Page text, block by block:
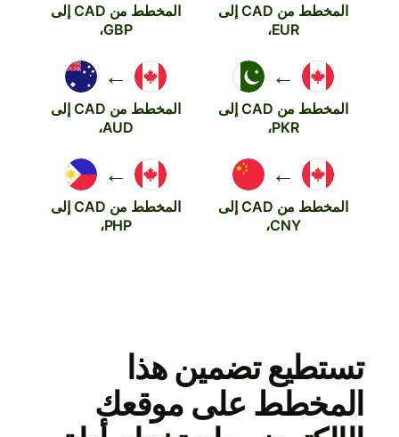
المخطط من CAD إلى
EUR،
المخطط من CAD إلى
GBP،
←
المخطط من CAD إلى
PKR،
←
المخطط من CAD إلى
AUD،
←
المخطط من CAD إلى
CNY،
←
المخطط من CAD إلى
PHP،
تستطيع تضمين هذا
المخطط على موقعك